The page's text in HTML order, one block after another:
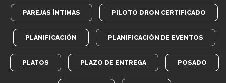
PAREJAS ÍNTIMAS PILOTO DRON CERTIFICADO
PLANIFICACIÓN PLANIFICACIÓN DE EVENTOS
PLATOS PLAZO DE ENTREGA POSADO